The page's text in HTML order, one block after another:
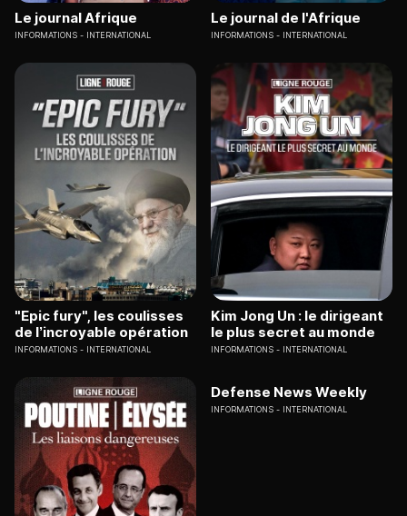
Le journal Afrique
INFORMATIONS INTERNATIONAL
Le journal de l'Afrique
INFORMATIONS INTERNATIONAL
"Epic fury", les coulisses
de l’incroyable opération
INFORMATIONS INTERNATIONAL
Kim Jong Un : le dirigeant
le plus secret au monde
INFORMATIONS INTERNATIONAL
Defense News Weekly
INFORMATIONS INTERNATIONAL